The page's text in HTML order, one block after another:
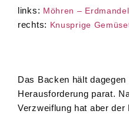
links: Möhren –
rechts: Knusprige
Das Backen hält
Herausforderung parat.
Verzweiflung hat aber